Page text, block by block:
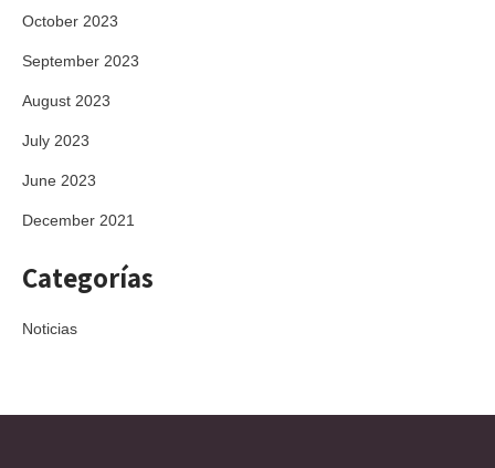
October 2023
September 2023
August 2023
July 2023
June 2023
December 2021
Categorías
Noticias